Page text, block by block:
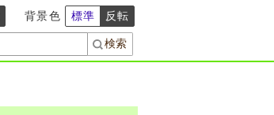
背景色 標準 反転